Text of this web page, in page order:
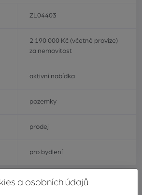
ZL04403
2 190 000 Kč (včetně provize)
za nemovitost
aktivní nabídka
pozemky
prodej
pro bydlení
a osobních údajů